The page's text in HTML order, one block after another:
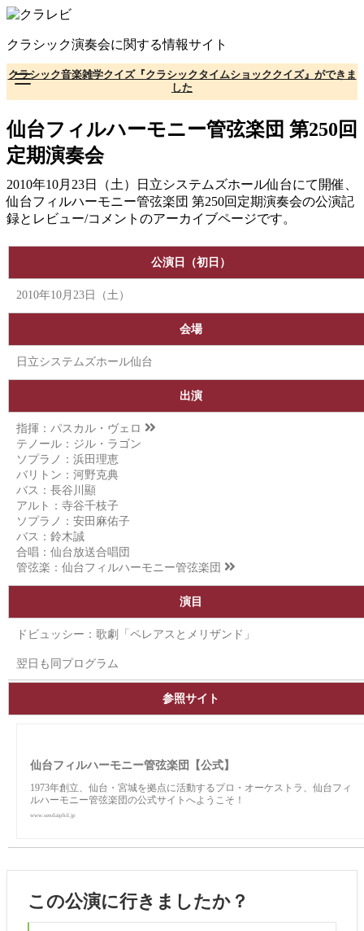
コ
テ
ン
ツ
へ
動
クラシック演奏会に関する情報サイト
クラシック音楽雑学クイズ『クラシックタイムショッククイズ』ができま
した
仙台フィルハーモニー管弦楽団 第250回
定期演奏会
2010年10月23日（土）日立システムズホール仙台にて開催、
仙台フィルハーモニー管弦楽団 第250回定期演奏会の公演記
録とレビュー/コメントのアーカイブページです。
公演日（初日）
2010年10月23日（土）
会場
日立システムズホール仙台
出演
指揮： パスカル・ヴェロ
テノール：ジル・ラゴン
ソプラノ：浜田理恵
バリトン：河野克典
バス：長谷川顯
アルト：寺谷千枝子
ソプラノ：安田麻佑子
バス：鈴木誠
合唱：仙台放送合唱団
管弦楽： 仙台フィルハーモニー管弦楽団
演目
ドビュッシー：歌劇「ペレアスとメリザンド」
翌日も同プログラム
参照サイト
仙台フィルハーモニー管弦楽団【公式】
1973年創立、仙台・宮城を拠点に活動するプロ・オーケストラ、仙台フィ
ルハーモニー管弦楽団の公式サイトへようこそ！
www.sendaiphil.jp
この公演に行きましたか？